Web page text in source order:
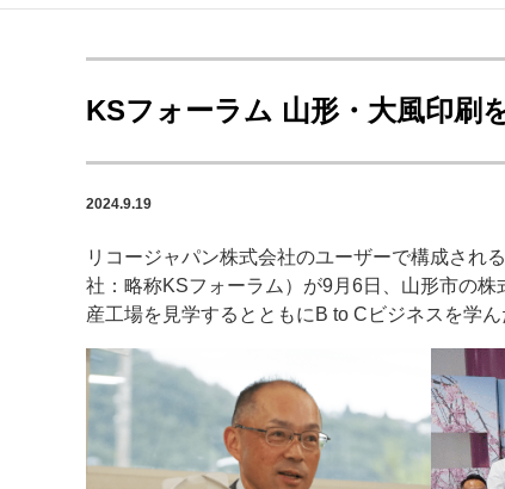
インデックス
TOP 新着記事 特集記事 動画コンテ
カテゴリー一覧
新商品 新製品 ＡＩ・デジタル デジタル印刷
特集記事カテゴリー一覧
2022 見える化・MIS特集 特集・デジタル印刷 アイ
特集・デジタル印刷 ～ 新成長軌道を描く
案内
発刊案内 JFPI印刷用語集 印刷機材年鑑
運営
KSフォーラム 山形・大風印刷
2024.9.19
リコージャパン株式会社のユーザーで構成され
社：略称KSフォーラム）が9月6日、山形市の
産工場を見学するとともにB to Cビジネスを学ん